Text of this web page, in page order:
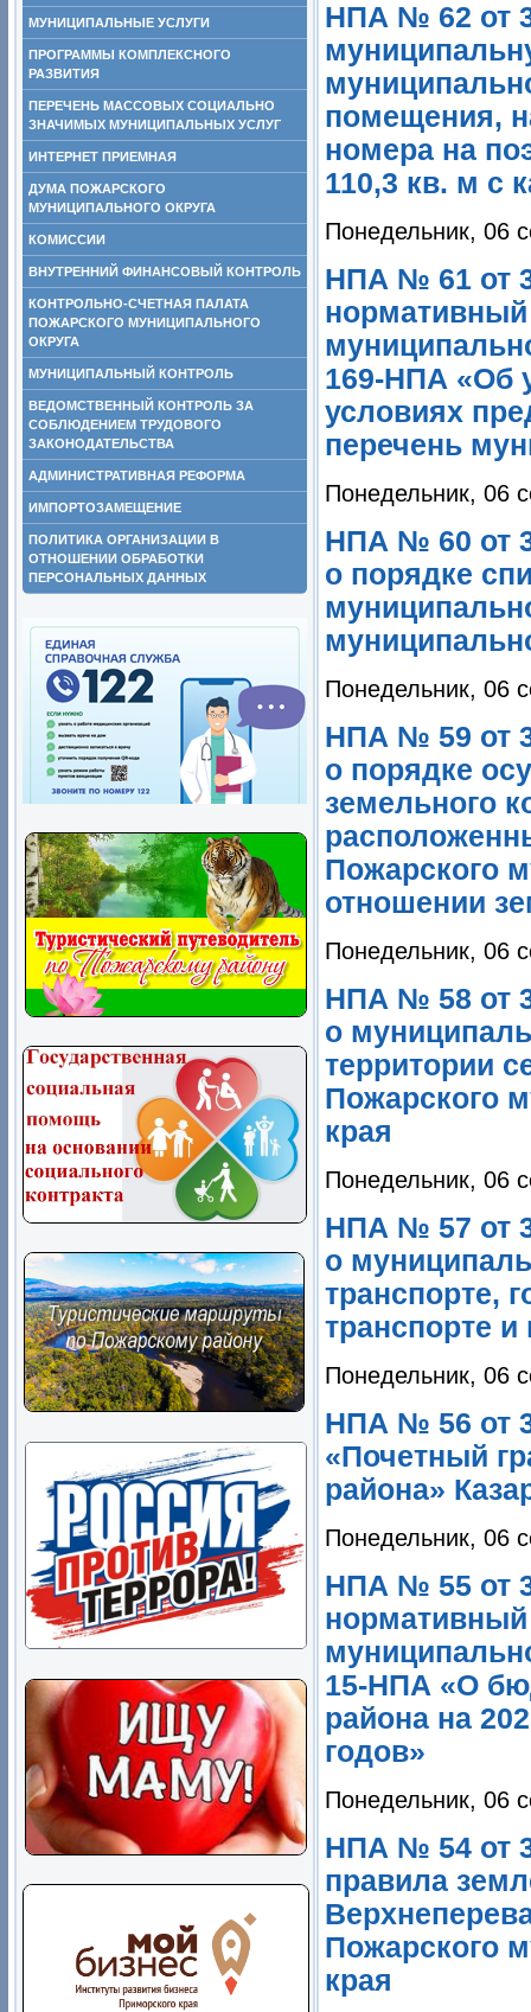
МУНИЦИПАЛЬНЫЕ УСЛУГИ
ПРОГРАММЫ КОМПЛЕКСНОГО
РАЗВИТИЯ
ПЕРЕЧЕНЬ МАССОВЫХ СОЦИАЛЬНО
ЗНАЧИМЫХ МУНИЦИПАЛЬНЫХ УСЛУГ
ИНТЕРНЕТ ПРИЕМНАЯ
ДУМА ПОЖАРСКОГО
МУНИЦИПАЛЬНОГО ОКРУГА
КОМИССИИ
ВНУТРЕННИЙ ФИНАНСОВЫЙ КОНТРОЛЬ
КОНТРОЛЬНО-СЧЕТНАЯ ПАЛАТА
ПОЖАРСКОГО МУНИЦИПАЛЬНОГО
ОКРУГА
МУНИЦИПАЛЬНЫЙ КОНТРОЛЬ
ВЕДОМСТВЕННЫЙ КОНТРОЛЬ ЗА
СОБЛЮДЕНИЕМ ТРУДОВОГО
ЗАКОНОДАТЕЛЬСТВА
АДМИНИСТРАТИВНАЯ РЕФОРМА
ИМПОРТОЗАМЕЩЕНИЕ
ПОЛИТИКА ОРГАНИЗАЦИИ В
ОТНОШЕНИИ ОБРАБОТКИ
ПЕРСОНАЛЬНЫХ ДАННЫХ
НПА № 62 от
помещения,
номера на
110,3 кв. м с
Понедельник, 06
НПА № 61 от
169-НПА «Об
условиях
перечень
Понедельник, 06
НПА № 60 от
о порядке
Понедельник, 06
НПА № 59 от
о порядке
земельного
Пожарского
отношении
Понедельник, 06
НПА № 58 от
о
территории
Пожарского
края
Понедельник, 06
НПА № 57 от
о
транспорте,
транспорте
Понедельник, 06
НПА № 56 от
«Почетный
района»
Понедельник, 06
НПА № 55 от
15-НПА «О
района на
годов»
Понедельник, 06
НПА № 54 от
правила
Пожарского
края